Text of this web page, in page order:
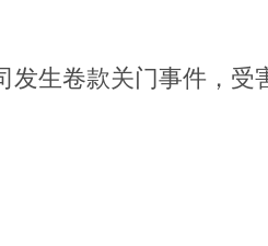
发生卷款关门事件，受